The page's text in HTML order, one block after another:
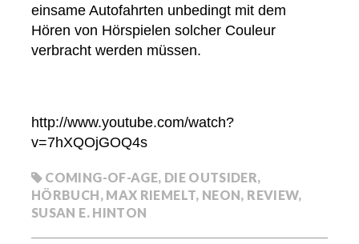
einsame Autofahrten unbedingt mit dem
Hören von Hörspielen solcher Couleur
verbracht werden müssen.
http://www.youtube.com/watch?
v=7hXQOjGOQ4s
COMING-OF-AGE, DIE OUTSIDER,
HÖRBUCH, MAX RIEMELT, NEON, REVIEW,
SUSAN E. HINTON